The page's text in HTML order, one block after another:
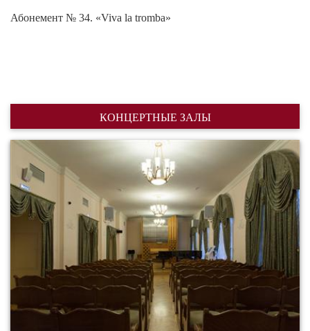
Абонемент № 34. «Viva la tromba»
КОНЦЕРТНЫЕ ЗАЛЫ